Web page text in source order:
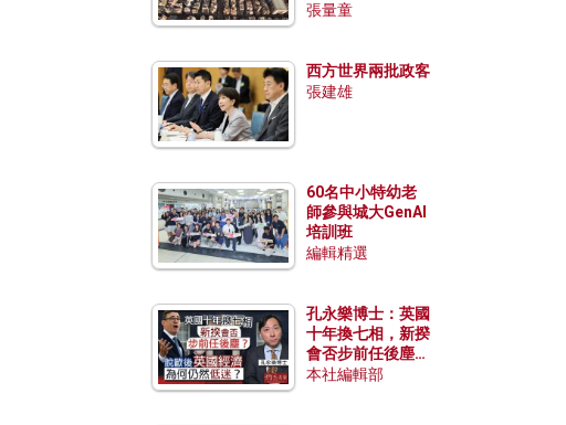
張量童
西方世界兩批政客
張建雄
60名中小特幼老
師參與城大GenAI
培訓班
編輯精選
孔永樂博士：英國
十年換七相，新揆
會否步前任後塵？
脫歐後英國經濟為
本社編輯部